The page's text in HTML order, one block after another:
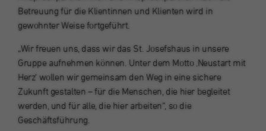
Betreuung für die Klientinnen und Klienten wird in
gewohnter Weise fortgeführt.
„Wir freuen uns, dass wir das St. Josefshaus in unsere
Gruppe aufnehmen können. Unter dem Motto ‚Neustart mit
Herz‘ wollen wir gemeinsam den Weg in eine sichere
Zukunft gestalten – für die Menschen, die hier begleitet
werden, und für alle, die hier arbeiten“, so die
Geschäftsführung.
Laufzeit Sitzung
Zweck
Dieses Cookie enthält anonyme
Benutzerinformationen (in der Regel eine
eindeutige ID), welche zur Zuordnung Ihres
Benutzers zur den von Ihnen aufgerufenen
Seiten dienen. Sie werden direkt oder kurze
Zeit nach dem Verlassen des
Zweck
Benutzer zu speichern, wie die eindeutige
pseudonymisierte Besucher-ID.
Name _pk_ref
Anbieter St. Augustinus Gruppe
Laufzeit 6 Monate
sozialen Medien.
Werbung
Diese Cookies werden von unseren Werbepartnern auf unserer
Website gesetzt.
Name CONSENT
Anbieter Google
Cookie-Informationen anzeigen